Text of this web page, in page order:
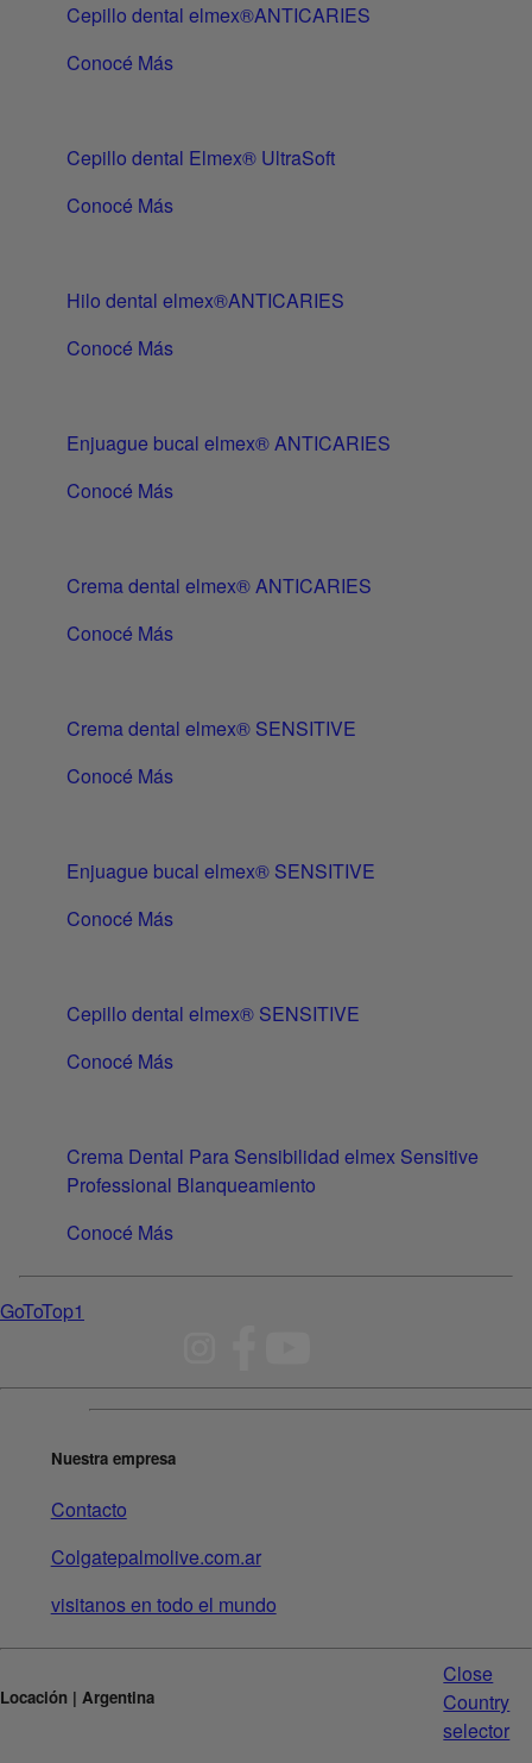
Cepillo dental elmex®ANTICARIES
Conocé Más
Cepillo dental Elmex® UltraSoft
Conocé Más
Hilo dental elmex®ANTICARIES
Conocé Más
Enjuague bucal elmex® ANTICARIES
Conocé Más
Crema dental elmex® ANTICARIES
Conocé Más
Crema dental elmex® SENSITIVE
Conocé Más
Enjuague bucal elmex® SENSITIVE
Conocé Más
Cepillo dental elmex® SENSITIVE
Conocé Más
Crema Dental Para Sensibilidad elmex Sensitive
Professional Blanqueamiento
Conocé Más
GoToTop1
Nuestra empresa
Contacto
Colgatepalmolive.com.ar
visitanos en todo el mundo
Locación | Argentina
Close
Country
selector